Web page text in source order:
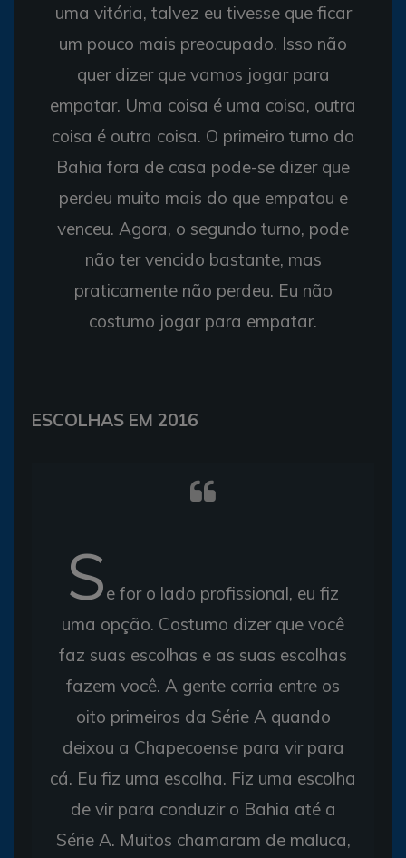
uma vitória, talvez eu tivesse que ficar
um pouco mais preocupado. Isso não
quer dizer que vamos jogar para
empatar. Uma coisa é uma coisa, outra
coisa é outra coisa. O primeiro turno do
Bahia fora de casa pode-se dizer que
perdeu muito mais do que empatou e
venceu. Agora, o segundo turno, pode
não ter vencido bastante, mas
praticamente não perdeu. Eu não
costumo jogar para empatar.
ESCOLHAS EM 2016
Se for o lado profissional, eu fiz
uma opção. Costumo dizer que você
faz suas escolhas e as suas escolhas
fazem você. A gente corria entre os
oito primeiros da Série A quando
deixou a Chapecoense para vir para
cá. Eu fiz uma escolha. Fiz uma escolha
de vir para conduzir o Bahia até a
Série A. Muitos chamaram de maluca,